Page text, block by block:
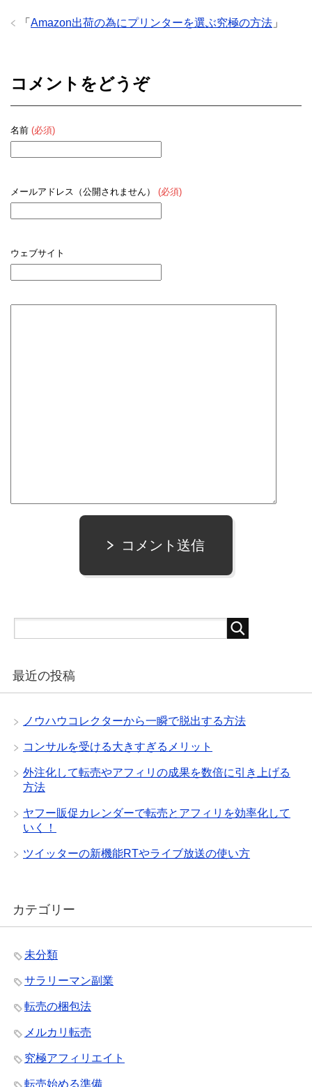
「 Amazon出荷の為にプリンターを選ぶ究極の方法 」
コメントをどうぞ
名前 (必須)
メールアドレス（公開されません） (必須)
ウェブサイト
コメント送信
最近の投稿
ノウハウコレクターから一瞬で脱出する方法
コンサルを受ける大きすぎるメリット
外注化して転売やアフィリの成果を数倍に引き上げる
方法
ヤフー販促カレンダーで転売とアフィリを効率化して
いく！
ツイッターの新機能RTやライブ放送の使い方
カテゴリー
未分類
サラリーマン副業
転売の梱包法
メルカリ転売
究極アフィリエイト
転売始める準備